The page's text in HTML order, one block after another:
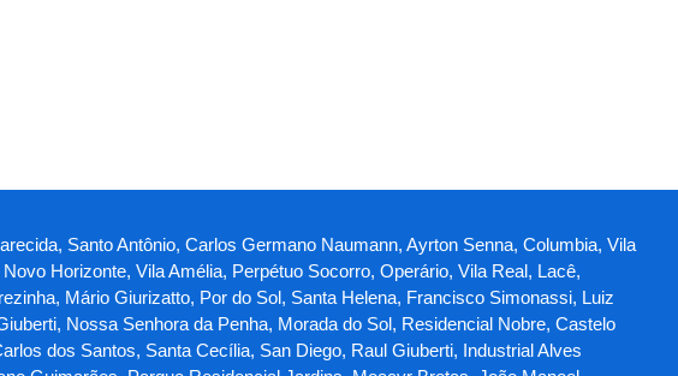
Santo Antônio, Carlos Germano Naumann, Ayrton Senna, Columbia, Vila
Horizonte, Vila Amélia, Perpétuo Socorro, Operário, Vila Real, Lacê,
Mário Giurizatto, Por do Sol, Santa Helena, Francisco Simonassi, Luiz
Nossa Senhora da Penha, Morada do Sol, Residencial Nobre, Castelo
dos Santos, Santa Cecília, San Diego, Raul Giuberti, Industrial Alves